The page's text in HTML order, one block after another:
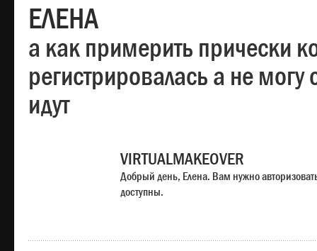
ЕЛЕНА
а как примерить прически
регистрировалась а не
идут
VIRTUALMAKEOVER
Добрый день, Елена. Вам нужно
доступны.